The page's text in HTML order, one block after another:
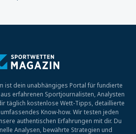
ist dein unabhängiges Portal für fundierte
erfahrenen Sportjournalisten, Analysten
täglich kostenlose Wett-Tipps, detaillierte
Know-how. Wir testen jeden
authentischen Erfahrungen mit dir. Du
Analysen, bewährte Strategien und